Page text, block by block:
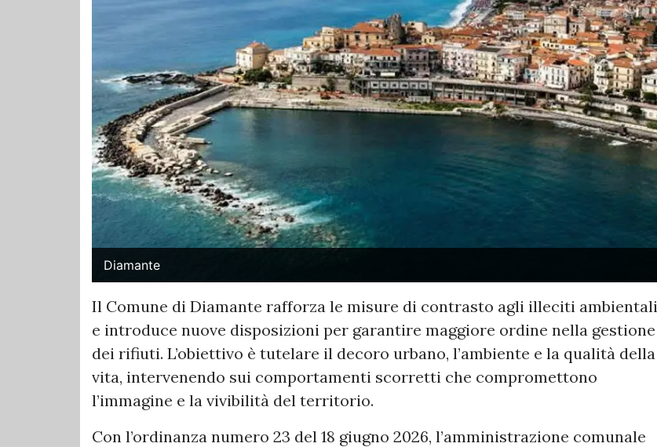
Diamante
Il Comune di Diamante rafforza le misure di contrasto agli illeciti ambientali
e introduce nuove disposizioni per garantire maggiore ordine nella gestione
dei rifiuti. L’obiettivo è tutelare il decoro urbano, l’ambiente e la qualità della
vita, intervenendo sui comportamenti scorretti che compromettono
l’immagine e la vivibilità del territorio.
Con l’ordinanza numero 23 del 18 giugno 2026, l’amministrazione comunale